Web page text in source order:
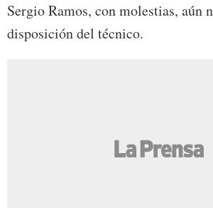
Sergio Ramos, con molestias, aún
disposición del técnico.